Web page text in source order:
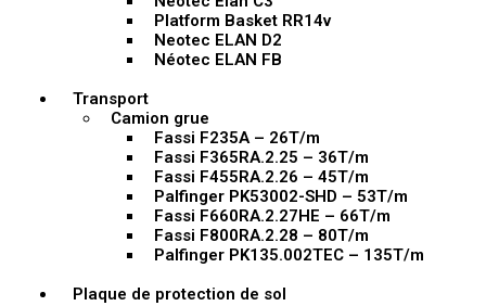
Platform Basket RR14v
Neotec ELAN D2
Néotec ELAN FB
Transport
Camion grue
Fassi F235A – 26T/m
Fassi F365RA.2.25 – 36T/m
Fassi F455RA.2.26 – 45T/m
Palfinger PK53002-SHD – 53T/m
Fassi F660RA.2.27HE – 66T/m
Fassi F800RA.2.28 – 80T/m
Palfinger PK135.002TEC – 135T/m
Plaque de protection de sol